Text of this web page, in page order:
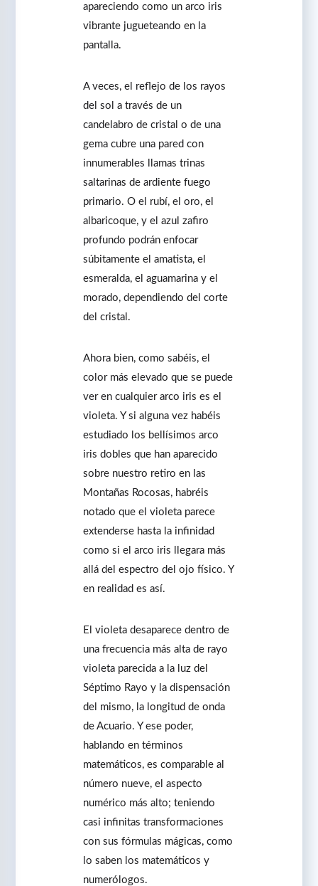
apareciendo como un arco iris
vibrante jugueteando en la
pantalla.
A veces, el reflejo de los rayos
del sol a través de un
candelabro de cristal o de una
gema cubre una pared con
innumerables llamas trinas
saltarinas de ardiente fuego
primario. O el rubí, el oro, el
albaricoque, y el azul zafiro
profundo podrán enfocar
súbitamente el amatista, el
esmeralda, el aguamarina y el
morado, dependiendo del corte
del cristal.
Ahora bien, como sabéis, el
color más elevado que se puede
ver en cualquier arco iris es el
violeta. Y si alguna vez habéis
estudiado los bellísimos arco
iris dobles que han aparecido
sobre nuestro retiro en las
Montañas Rocosas, habréis
notado que el violeta parece
extenderse hasta la infinidad
como si el arco iris llegara más
allá del espectro del ojo físico. Y
en realidad es así.
El violeta desaparece dentro de
una frecuencia más alta de rayo
violeta parecida a la luz del
Séptimo Rayo y la dispensación
del mismo, la longitud de onda
de Acuario. Y ese poder,
hablando en términos
matemáticos, es comparable al
número nueve, el aspecto
numérico más alto; teniendo
casi infinitas transformaciones
con sus fórmulas mágicas, como
lo saben los matemáticos y
numerólogos.